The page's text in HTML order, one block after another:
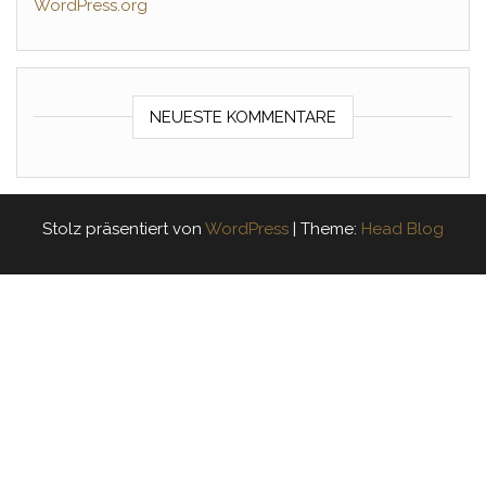
WordPress.org
NEUESTE KOMMENTARE
Stolz präsentiert von WordPress Theme: Head Blog